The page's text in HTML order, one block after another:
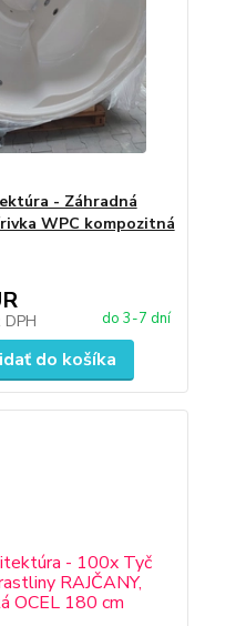
- Záhradná
WPC kompozitná
DPH do 3-7 dní
do košíka